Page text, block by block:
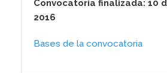
Convocatoria finalizada: 10
2016
Bases de la convocatoria